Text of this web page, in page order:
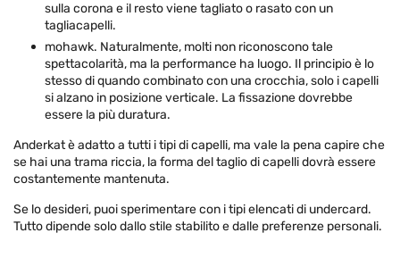
sulla corona e il resto viene tagliato o rasato con un
tagliacapelli.
mohawk. Naturalmente, molti non riconoscono tale
spettacolarità, ma la performance ha luogo. Il principio è lo
stesso di quando combinato con una crocchia, solo i capelli
si alzano in posizione verticale. La fissazione dovrebbe
essere la più duratura.
Anderkat è adatto a tutti i tipi di capelli, ma vale la pena capire che
se hai una trama riccia, la forma del taglio di capelli dovrà essere
costantemente mantenuta.
Se lo desideri, puoi sperimentare con i tipi elencati di undercard.
Tutto dipende solo dallo stile stabilito e dalle preferenze personali.